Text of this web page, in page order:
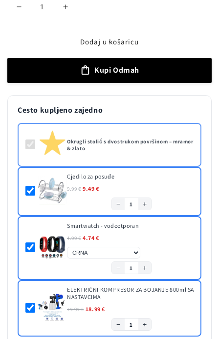
Smanji
površinom
–
&amp;
zlato
Povećaj
Okrugli
dvostrukom
površinom
–
&amp;
zlato
Dodaj u košaricu
Kupi Odmah
Cesto kupljeno zajedno
Okrugli stolić s dvostrukom površinom – mramor
& zlato
Cjedilo za posuđe
9.99 € 9.49 €
− 1 +
Smartwatch - vodootporan
4.99 € 4.74 €
− 1 +
ELEKTRIČNI KOMPRESOR ZA BOJANJE 800ml SA
NASTAVCIMA
19.99 € 18.99 €
− 1 +